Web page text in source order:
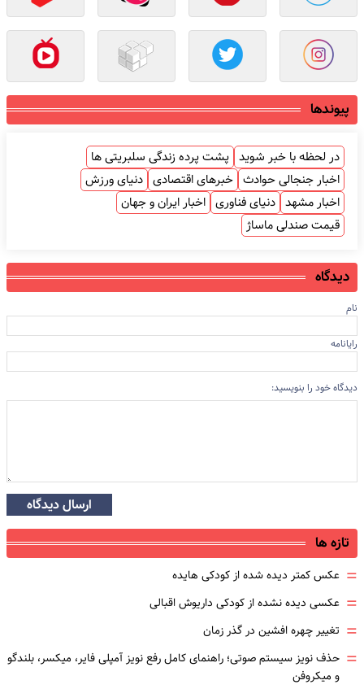
پیوندها
در لحظه با خبر شوید پشت پرده زندگی سلبریتی ها
اخبار جنجالی حوادث خبرهای اقتصادی دنیای ورزش
اخبار مشهد دنیای فناوری اخبار ایران و جهان
قیمت صندلی ماساژ
دیدگاه
نام
رایانامه
دیدگاه خود را بنویسید:
ارسال دیدگاه
تازه ها
= عکس کمتر دیده شده از کودکی هایده
= عکسی دیده نشده از کودکی داریوش اقبالی
= تغییر چهره افشین در گذر زمان
= حذف نویز سیستم صوتی؛ راهنمای کامل رفع نویز آمپلی فایر، میکسر، بلندگو
و میکروفن